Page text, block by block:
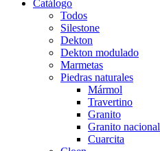
Catálogo
Todos
Silestone
Dekton
Dekton modulado
Marmetas
Piedras naturales
Mármol
Travertino
Granito
Granito nacional
Cuarcita